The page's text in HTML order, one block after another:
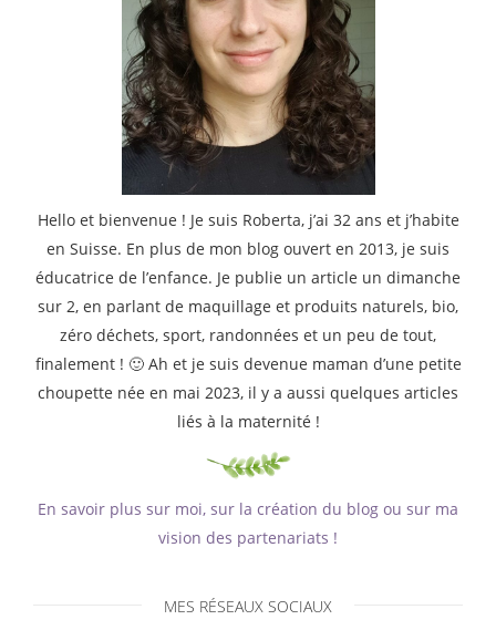
Hello et bienvenue ! Je suis Roberta, j’ai 32 ans et j’habite
en Suisse. En plus de mon blog ouvert en 2013, je suis
éducatrice de l’enfance. Je publie un article un dimanche
sur 2, en parlant de maquillage et produits naturels, bio,
zéro déchets, sport, randonnées et un peu de tout,
finalement ! 🙂 Ah et je suis devenue maman d’une petite
choupette née en mai 2023, il y a aussi quelques articles
liés à la maternité !
En savoir plus sur moi, sur la création du blog ou sur ma
vision des partenariats !
MES RÉSEAUX SOCIAUX